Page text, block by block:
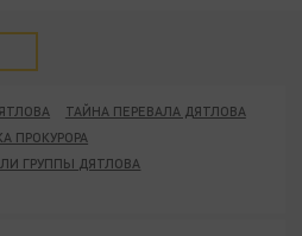
ТАЙНА ПЕРЕВАЛА ДЯТЛОВА
ПРОКУРОРА
ГРУППЫ ДЯТЛОВА